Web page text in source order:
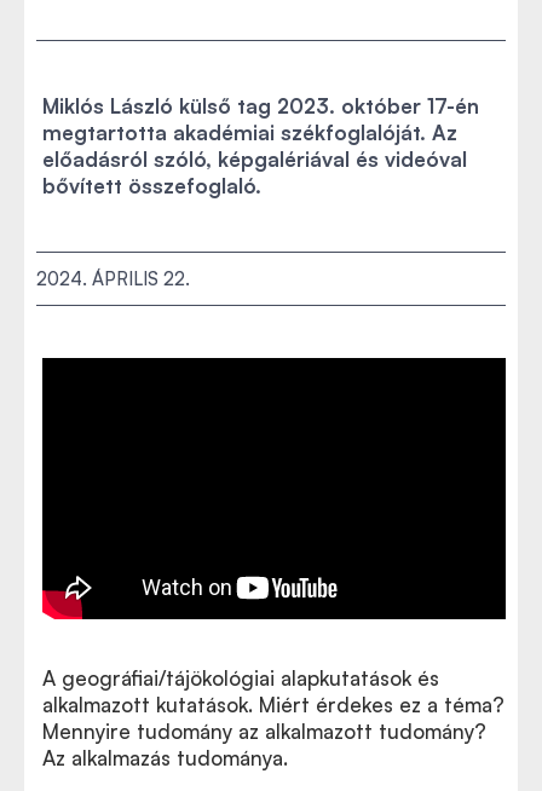
Miklós László külső tag 2023. október 17-én
megtartotta akadémiai székfoglalóját. Az
előadásról szóló, képgalériával és videóval
bővített összefoglaló.
2024. ÁPRILIS 22.
A geográfiai/tájökológiai alapkutatások és
alkalmazott kutatások. Miért érdekes ez a téma?
Mennyire tudomány az alkalmazott tudomány?
Az alkalmazás tudománya.